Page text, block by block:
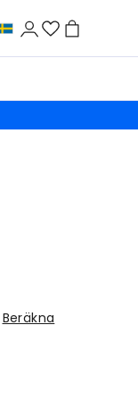
Beräkna